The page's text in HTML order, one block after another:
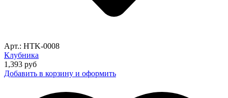
Арт.: HTK-0008
Клубника
1,393 руб
Добавить в корзину и оформить